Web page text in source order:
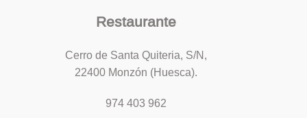
Restaurante
Cerro de Santa Quiteria, S/N,
22400 Monzón (Huesca).
974 403 962